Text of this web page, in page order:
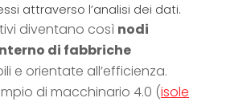
attraverso l’analisi dei dati.
diventano così nodi
di fabbriche
e orientate all’efficienza.
di macchinario 4.0 (isole